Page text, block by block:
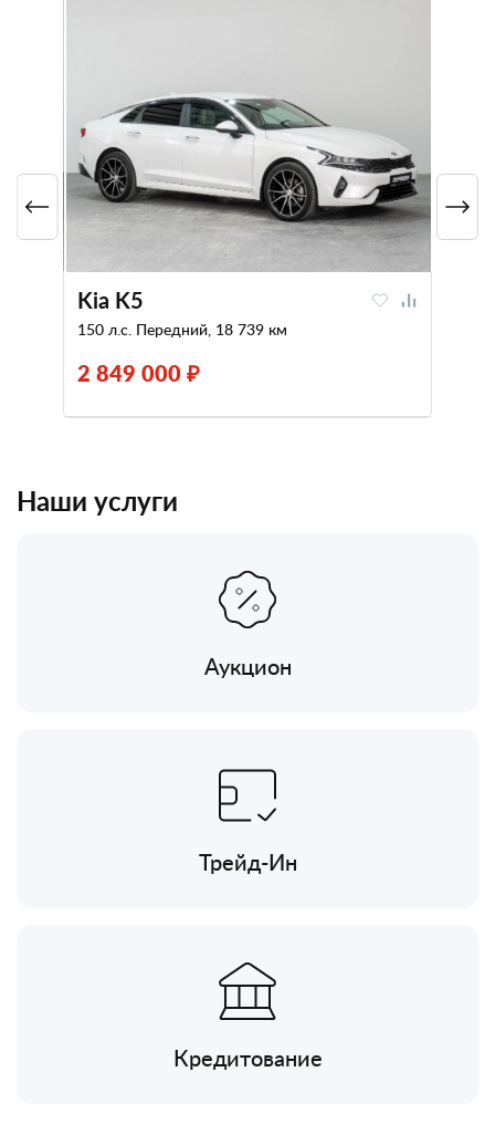
Kia K5
150 л.с. Передний, 18 739 км
2 849 000 ₽
Наши услуги
Аукцион
Трейд-Ин
Кредитование